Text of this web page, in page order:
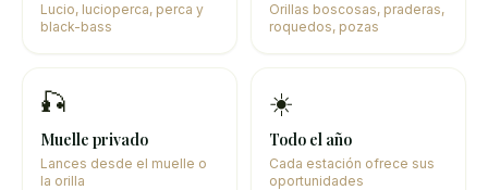
Lucio, lucioperca, perca y
black-bass
Orillas boscosas, praderas,
roquedos, pozas
🎣
Muelle privado
Lances desde el muelle o
la orilla
☀️
Todo el año
Cada estación ofrece sus
oportunidades